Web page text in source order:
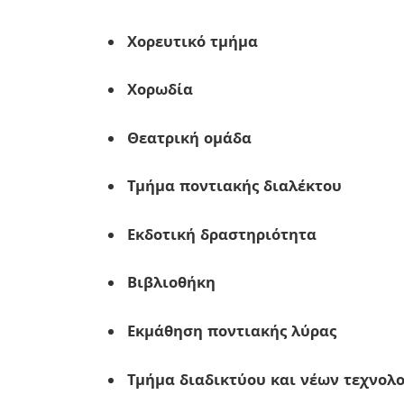
Χορευτικό τμήμα
Χορωδία
Θεατρική ομάδα
Τμήμα ποντιακής διαλέκτου
Εκδοτική δραστηριότητα
Βιβλιοθήκη
Εκμάθηση ποντιακής λύρας
Τμήμα διαδικτύου και νέων